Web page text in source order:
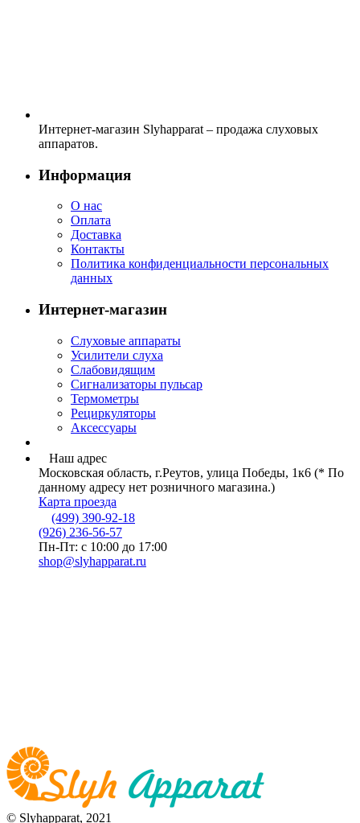
Интернет-магазин Slyhapparat – продажа слуховых
аппаратов.
Информация
О нас
Оплата
Доставка
Контакты
Политика конфиденциальности персональных
данных
Интернет-магазин
Слуховые аппараты
Усилители слуха
Слабовидящим
Сигнализаторы пульсар
Термометры
Рециркуляторы
Аксессуары
Наш адрес
Московская область, г.Реутов, улица Победы, 1к6 (* По
данному адресу нет розничного магазина.)
Карта проезда
(499) 390-92-18
(926) 236-56-57
Пн-Пт: с 10:00 до 17:00
shop@slyhapparat.ru
© Slyhapparat, 2021